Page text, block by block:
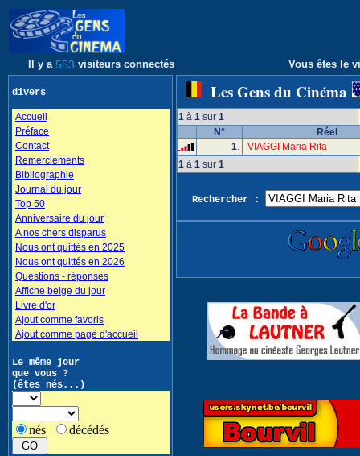
Il y a 553 visiteurs connectés Vous êtes le
divers
Accueil
Préface
Contact
Remerciements
Bibliographie
Journal du jour
Top 50
Anniversaire du jour
A nos chers disparus
Nous ont quittés en 2025
Nous ont quittés en 2026
Questions - réponses
Affiche belge du jour
Livre d'or
Ajout comme favoris
Ajout comme page d'accueil
Le même jour
que vous ?
(êtes nés...)
nés décédés
Les Gens du Cinéma
1 à 1 sur 1
N°
Réel
1.
VIAGGI Maria Rita
1 à 1 sur 1
Rechercher :